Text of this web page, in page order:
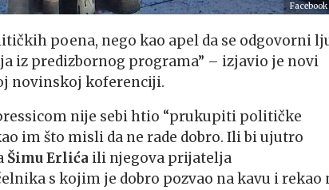
Facebook
poena, nego kao apel da se odgovorni
iz predizbornog programa” – izjavio je novi
novinskoj koferenciji.
nije sebi htio “prukupiti političke
im što misli da ne rade dobro. Ili bi ujutro
Šimu Erlića ili njegova prijatelja
s kojim je dobro pozvao na kavu i rekao